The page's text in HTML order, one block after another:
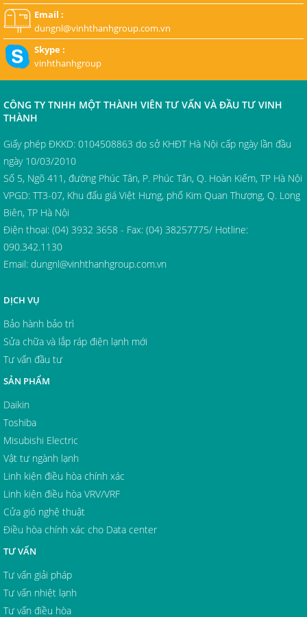
Email :
dungnl@vinhthanhgroup.com.vn
Skype :
vinhthanhgroup
CÔNG TY TNHH MỘT THÀNH VIÊN TƯ VẤN VÀ ĐẦU TƯ VINH
THÀNH
Giấy phép ĐKKD: 0104508863 do sở KHĐT Hà Nội cấp ngày lần đầu
ngày 10/03/2010
Số 5, Ngõ 411, đường Phúc Tân, P. Phúc Tân, Q. Hoàn Kiếm, TP Hà Nội
VPGD: TT3-07, Khu đấu giá Việt Hưng, phố Kim Quan Thượng, Q. Long
Biên, TP Hà Nội
Điện thoại: (04) 3932 3658 - Fax: (04) 38257775/ Hotline:
090.342.1130
Email: dungnl@vinhthanhgroup.com.vn
DỊCH VỤ
Bảo hành bảo trì
Sửa chữa và lắp ráp điện lạnh mới
Tư vấn đầu tư
SẢN PHẨM
Daikin
Toshiba
Misubishi Electric
Vật tư ngành lạnh
Linh kiện điều hòa chính xác
Linh kiện điều hòa VRV/VRF
Cửa gió nghệ thuật
Điều hòa chính xác cho Data center
TƯ VẤN
Tư vấn giải pháp
Tư vấn nhiệt lạnh
Tư vấn điều hòa